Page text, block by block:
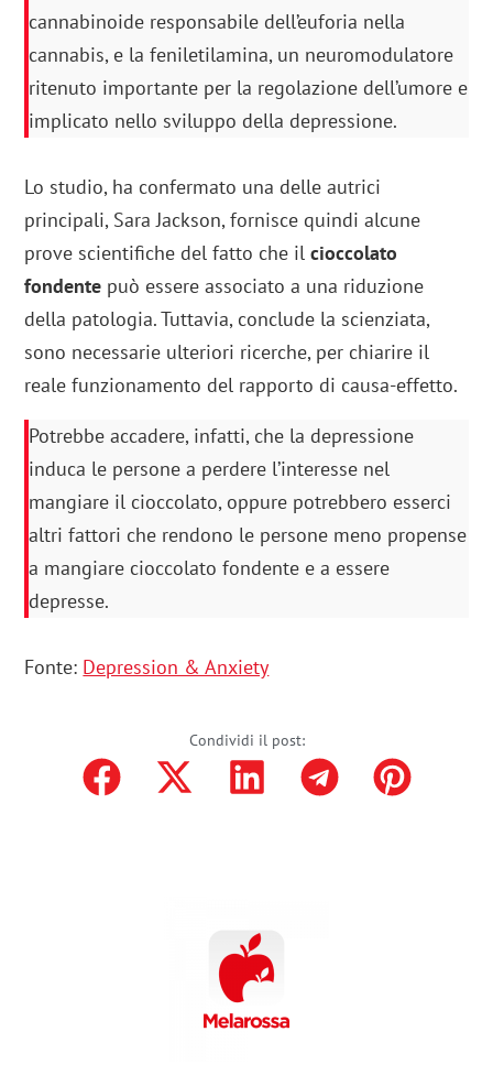
cannabinoide responsabile dell’euforia nella
cannabis, e la feniletilamina, un neuromodulatore
ritenuto importante per la regolazione dell’umore e
implicato nello sviluppo della depressione.
Lo studio, ha confermato una delle autrici
principali, Sara Jackson, fornisce quindi alcune
prove scientifiche del fatto che ilcioccolato
fondente può essere associato a una riduzione
della patologia. Tuttavia, conclude la scienziata,
sono necessarie ulteriori ricerche, per chiarire il
reale funzionamento del rapporto di causa-effetto.
Potrebbe accadere, infatti, che la depressione
induca le persone a perdere l’interesse nel
mangiare il cioccolato, oppure potrebbero esserci
altri fattori che rendono le persone meno propense
a mangiare cioccolato fondente e a essere
depresse.
Fonte: Depression & Anxiety
Condividi il post: